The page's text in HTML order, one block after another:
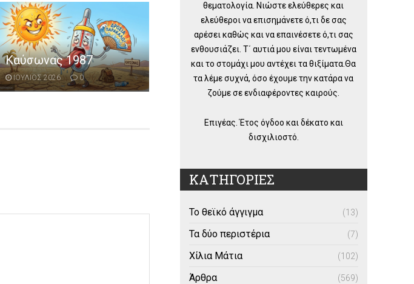
Καύσωνας 1987
ΙΟΥΛΙΟΣ 2026 0
θεματολογία. Νιώστε ελεύθερες και
ελεύθεροι να επισημάνετε ό,τι δε σας
αρέσει καθώς και να επαινέσετε ό,τι σας
ενθουσιάζει. Τ΄ αυτιά μου είναι τεντωμένα
και το στομάχι μου αντέχει τα θιξίματα.Θα
τα λέμε συχνά, όσο έχουμε την κατάρα να
ζούμε σε ενδιαφέροντες καιρούς.
Επιγέας. Έτος όγδοο και δέκατο και
δισχιλιοστό.
ΚΑΤΗΓΟΡΙΕΣ
Το θεϊκό άγγιγμα (13)
Τα δύο περιστέρια (7)
Χίλια Μάτια (102)
Άρθρα (569)